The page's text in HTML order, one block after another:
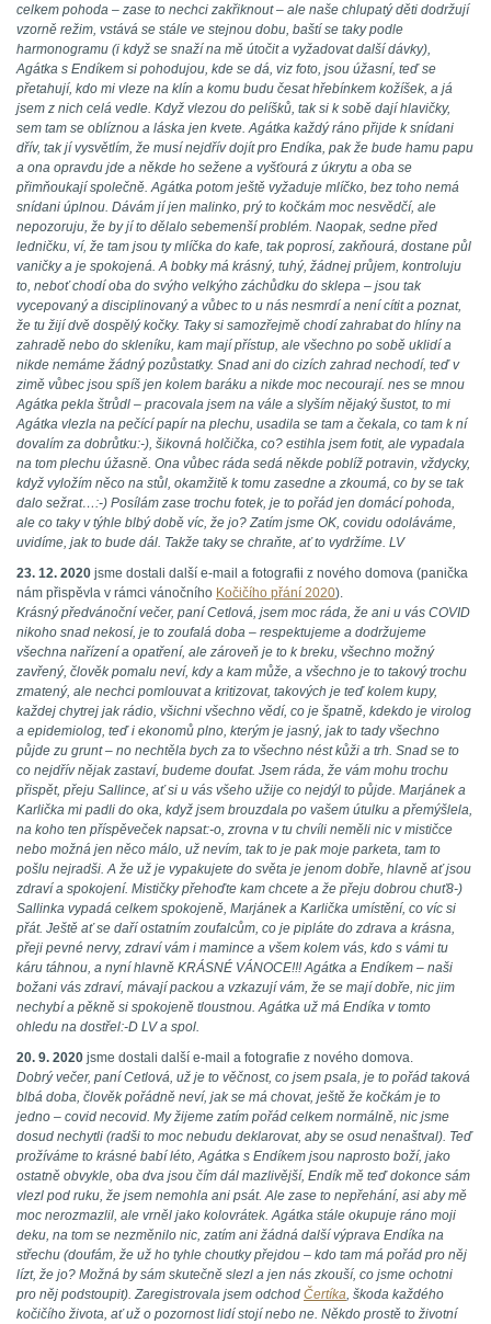
celkem pohoda – zase to nechci zakřiknout – ale naše chlupatý děti dodržují
vzorně režim, vstává se stále ve stejnou dobu, baští se taky podle
harmonogramu (i když se snaží na mě útočit a vyžadovat další dávky),
Agátka s Endíkem si pohodujou, kde se dá, viz foto, jsou úžasní, teď se
přetahují, kdo mi vleze na klín a komu budu česat hřebínkem kožíšek, a já
jsem z nich celá vedle. Když vlezou do pelíšků, tak si k sobě dají hlavičky,
sem tam se oblíznou a láska jen kvete. Agátka každý ráno přijde k snídani
dřív, tak jí vysvětlím, že musí nejdřív dojít pro Endíka, pak že bude hamu papu
a ona opravdu jde a někde ho sežene a vyšťourá z úkrytu a oba se
přimňoukají společně. Agátka potom ještě vyžaduje mlíčko, bez toho nemá
snídani úplnou. Dávám jí jen malinko, prý to kočkám moc nesvědčí, ale
nepozoruju, že by jí to dělalo sebemenší problém. Naopak, sedne před
ledničku, ví, že tam jsou ty mlíčka do kafe, tak poprosí, zakňourá, dostane půl
vaničky a je spokojená. A bobky má krásný, tuhý, žádnej průjem, kontroluju
to, neboť chodí oba do svýho velkýho záchůdku do sklepa – jsou tak
vycepovaný a disciplinovaný a vůbec to u nás nesmrdí a není cítit a poznat,
že tu žijí dvě dospělý kočky. Taky si samozřejmě chodí zahrabat do hlíny na
zahradě nebo do skleníku, kam mají přístup, ale všechno po sobě uklidí a
nikde nemáme žádný pozůstatky. Snad ani do cizích zahrad nechodí, teď v
zimě vůbec jsou spíš jen kolem baráku a nikde moc necourají. nes se mnou
Agátka pekla štrůdl – pracovala jsem na vále a slyším nějaký šustot, to mi
Agátka vlezla na pečící papír na plechu, usadila se tam a čekala, co tam k ní
dovalím za dobrůtku:-), šikovná holčička, co? estihla jsem fotit, ale vypadala
na tom plechu úžasně. Ona vůbec ráda sedá někde poblíž potravin, vždycky,
když vyložím něco na stůl, okamžitě k tomu zasedne a zkoumá, co by se tak
dalo sežrat…:-) Posílám zase trochu fotek, je to pořád jen domácí pohoda,
ale co taky v týhle blbý době víc, že jo? Zatím jsme OK, covidu odoláváme,
uvidíme, jak to bude dál. Takže taky se chraňte, ať to vydržíme. LV
23. 12. 2020 jsme dostali další e-mail a fotografii z nového domova (panička
nám přispěvla v rámci vánočního Kočičího přání 2020).
Krásný předvánoční večer, paní Cetlová, jsem moc ráda, že ani u vás COVID
nikoho snad nekosí, je to zoufalá doba – respektujeme a dodržujeme
všechna nařízení a opatření, ale zároveň je to k breku, všechno možný
zavřený, člověk pomalu neví, kdy a kam může, a všechno je to takový trochu
zmatený, ale nechci pomlouvat a kritizovat, takových je teď kolem kupy,
každej chytrej jak rádio, všichni všechno vědí, co je špatně, kdekdo je virolog
a epidemiolog, teď i ekonomů plno, kterým je jasný, jak to tady všechno
půjde zu grunt – no nechtěla bych za to všechno nést kůži a trh. Snad se to
co nejdřív nějak zastaví, budeme doufat. Jsem ráda, že vám mohu trochu
přispět, přeju Sallince, ať si u vás všeho užije co nejdýl to půjde. Marjánek a
Karlička mi padli do oka, když jsem brouzdala po vašem útulku a přemýšlela,
na koho ten příspěveček napsat:-o, zrovna v tu chvíli neměli nic v mističce
nebo možná jen něco málo, už nevím, tak to je pak moje parketa, tam to
pošlu nejradši. A že už je vypakujete do světa je jenom dobře, hlavně ať jsou
zdraví a spokojení. Mističky přehoďte kam chcete a že přeju dobrou chuť8-)
Sallinka vypadá celkem spokojeně, Marjánek a Karlička umístění, co víc si
přát. Ještě ať se daří ostatním zoufalcům, co je pipláte do zdrava a krásna,
přeji pevné nervy, zdraví vám i mamince a všem kolem vás, kdo s vámi tu
káru táhnou, a nyní hlavně KRÁSNÉ VÁNOCE!!! Agátka a Endíkem – naši
božani vás zdraví, mávají packou a vzkazují vám, že se mají dobře, nic jim
nechybí a pěkně si spokojeně tloustnou. Agátka už má Endíka v tomto
ohledu na dostřel:-D LV a spol.
20. 9. 2020 jsme dostali další e-mail a fotografie z nového domova.
Dobrý večer, paní Cetlová, už je to věčnost, co jsem psala, je to pořád taková
blbá doba, člověk pořádně neví, jak se má chovat, ještě že kočkám je to
jedno – covid necovid. My žijeme zatím pořád celkem normálně, nic jsme
dosud nechytli (radši to moc nebudu deklarovat, aby se osud nenaštval). Teď
prožíváme to krásné babí léto, Agátka s Endíkem jsou naprosto boží, jako
ostatně obvykle, oba dva jsou čím dál mazlivější, Endík mě teď dokonce sám
vlezl pod ruku, že jsem nemohla ani psát. Ale zase to nepřehání, asi aby mě
moc nerozmazlil, ale vrněl jako kolovrátek. Agátka stále okupuje ráno moji
deku, na tom se nezměnilo nic, zatím ani žádná další výprava Endíka na
střechu (doufám, že už ho tyhle choutky přejdou – kdo tam má pořád pro něj
lízt, že jo? Možná by sám skutečně slezl a jen nás zkouší, co jsme ochotni
pro něj podstoupit). Zaregistrovala jsem odchod Čertíka, škoda každého
kočičího života, ať už o pozornost lidí stojí nebo ne. Někdo prostě to životní